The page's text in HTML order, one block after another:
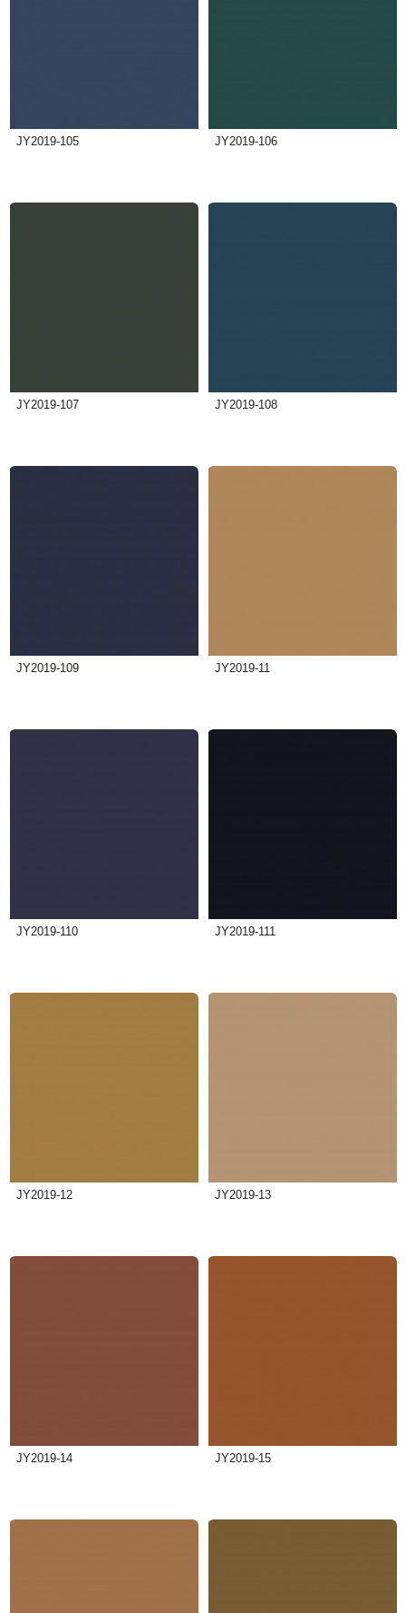
JY2019-105 JY2019-106
JY2019-107 JY2019-108
JY2019-109 JY2019-11
JY2019-110 JY2019-111
JY2019-12 JY2019-13
JY2019-14 JY2019-15